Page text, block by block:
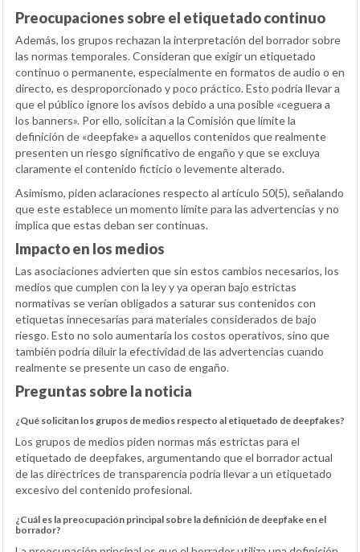
Preocupaciones sobre el etiquetado continuo
Además, los grupos rechazan la interpretación del borrador sobre
las normas temporales. Consideran que exigir un etiquetado
continuo o permanente, especialmente en formatos de audio o en
directo, es desproporcionado y poco práctico. Esto podría llevar a
que el público ignore los avisos debido a una posible «ceguera a
los banners». Por ello, solicitan a la Comisión que limite la
definición de «deepfake» a aquellos contenidos que realmente
presenten un riesgo significativo de engaño y que se excluya
claramente el contenido ficticio o levemente alterado.
Asimismo, piden aclaraciones respecto al artículo 50(5), señalando
que este establece un momento límite para las advertencias y no
implica que estas deban ser continuas.
Impacto en los medios
Las asociaciones advierten que sin estos cambios necesarios, los
medios que cumplen con la ley y ya operan bajo estrictas
normativas se verían obligados a saturar sus contenidos con
etiquetas innecesarias para materiales considerados de bajo
riesgo. Esto no solo aumentaría los costos operativos, sino que
también podría diluir la efectividad de las advertencias cuando
realmente se presente un caso de engaño.
Preguntas sobre la noticia
¿Qué solicitan los grupos de medios respecto al etiquetado de deepfakes?
Los grupos de medios piden normas más estrictas para el
etiquetado de deepfakes, argumentando que el borrador actual
de las directrices de transparencia podría llevar a un etiquetado
excesivo del contenido profesional.
¿Cuál es la preocupación principal sobre la definición de deepfake en el
borrador?